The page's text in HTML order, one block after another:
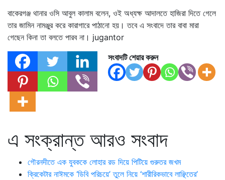
বাকেরগঞ্জ থানার ওসি আবুল কালাম বলেন, ওই অধ্যক্ষ আদালতে হাজিরা দিতে গেলে
তার জামিন নামঞ্জুর করে কারাগারে পাঠানো হয়। তবে এ সংবাদে তার বাবা মারা
গেছেন কিনা তা বলতে পারব না। jugantor
সংবাদটি শেয়ার করুন
এ সংক্রান্ত আরও সংবাদ
গৌরনদীতে এক যুবককে লোহার রড দিয়ে পিটিয়ে গুরুতর জখম
ক্রিকেটার নাঈমকে ‘ডিবি পরিচয়ে’ তুলে নিয়ে ‘শারীরিকভাবে লাঞ্ছিতের’